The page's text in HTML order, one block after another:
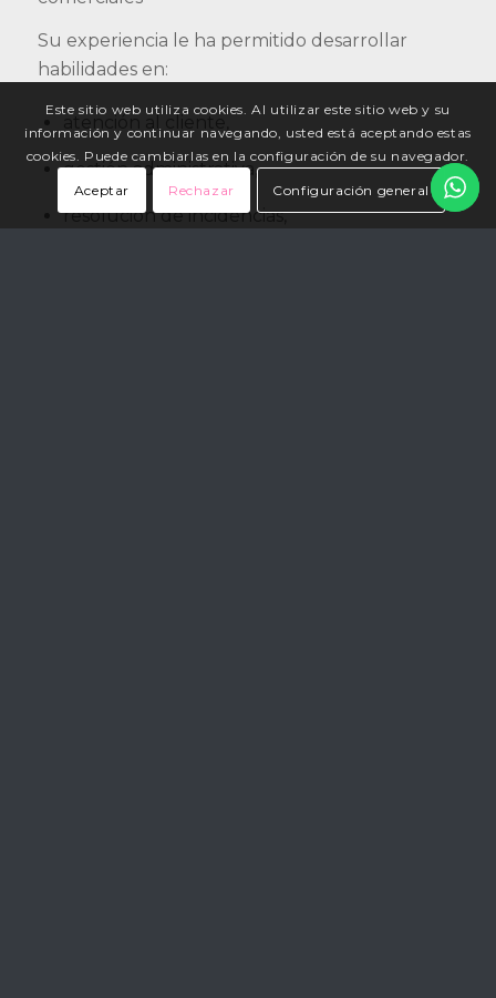
Su experiencia le ha permitido desarrollar
habilidades en:
gestión administrativa,
resolución de incidencias,
Este sitio web utiliza cookies. Al utilizar este sitio web y su
información y continuar navegando, usted está aceptando estas
cookies. Puede cambiarlas en la configuración de su navegador.
Aceptar Rechazar Configuración general